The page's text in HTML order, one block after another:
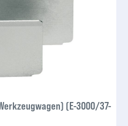
(E-3000/37-